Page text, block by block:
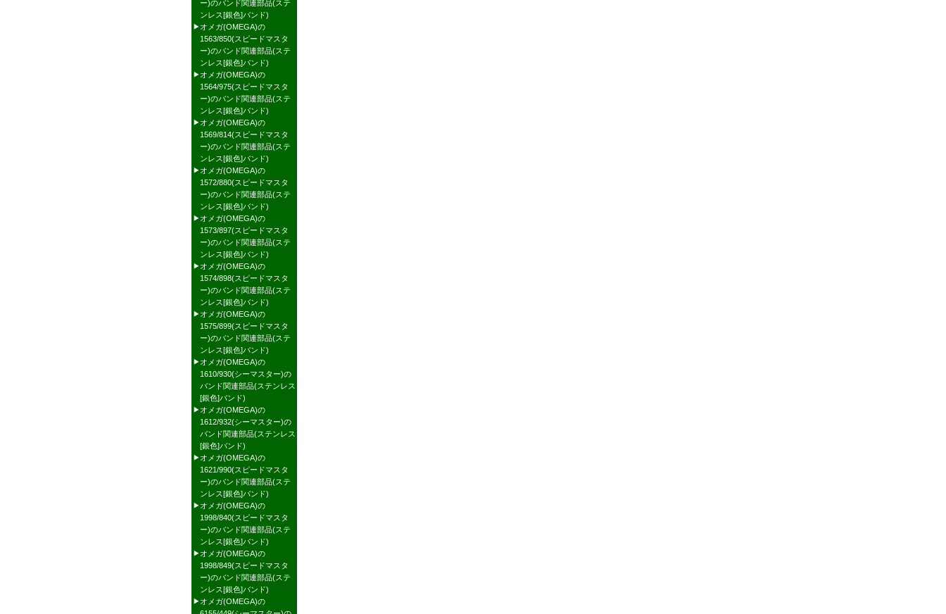
ー)のバンド関連部品(ステ
ンレス[銀色]バンド)
オメガ(OMEGA)の
1563/850(スピードマスタ
ー)のバンド関連部品(ステ
ンレス[銀色]バンド)
オメガ(OMEGA)の
1564/975(スピードマスタ
ー)のバンド関連部品(ステ
ンレス[銀色]バンド)
オメガ(OMEGA)の
1569/814(スピードマスタ
ー)のバンド関連部品(ステ
ンレス[銀色]バンド)
オメガ(OMEGA)の
1572/880(スピードマスタ
ー)のバンド関連部品(ステ
ンレス[銀色]バンド)
オメガ(OMEGA)の
1573/897(スピードマスタ
ー)のバンド関連部品(ステ
ンレス[銀色]バンド)
オメガ(OMEGA)の
1574/898(スピードマスタ
ー)のバンド関連部品(ステ
ンレス[銀色]バンド)
オメガ(OMEGA)の
1575/899(スピードマスタ
ー)のバンド関連部品(ステ
ンレス[銀色]バンド)
オメガ(OMEGA)の
1610/930(シーマスター)の
バンド関連部品(ステンレス
[銀色]バンド)
オメガ(OMEGA)の
1612/932(シーマスター)の
バンド関連部品(ステンレス
[銀色]バンド)
オメガ(OMEGA)の
1621/990(スピードマスタ
ー)のバンド関連部品(ステ
ンレス[銀色]バンド)
オメガ(OMEGA)の
1998/840(スピードマスタ
ー)のバンド関連部品(ステ
ンレス[銀色]バンド)
オメガ(OMEGA)の
1998/849(スピードマスタ
ー)のバンド関連部品(ステ
ンレス[銀色]バンド)
オメガ(OMEGA)の